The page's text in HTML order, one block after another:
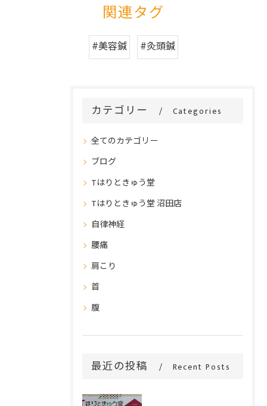
関連タグ
#美容鍼 #灸頭鍼
カテゴリー Categories
全てのカテゴリー
ブログ
Tはりときゅう堂
Tはりときゅう堂 沼田店
自律神経
腰痛
肩こり
首
腹
最近の投稿 Recent Posts